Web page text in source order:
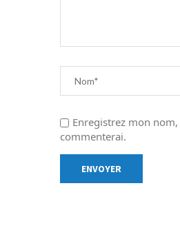
Enregistrez mon
commenterai.